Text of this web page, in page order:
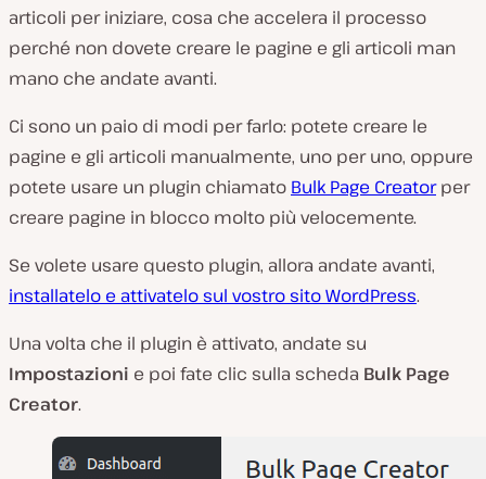
articoli per iniziare, cosa che accelera il processo
perché non dovete creare le pagine e gli articoli man
mano che andate avanti.
Ci sono un paio di modi per farlo: potete creare le
pagine e gli articoli manualmente, uno per uno, oppure
potete usare un plugin chiamato Bulk Page Creatorper
creare pagine in blocco molto più velocemente.
Se volete usare questo plugin, allora andate avanti,
installatelo e attivatelo sul vostro sito WordPress.
Una volta che il plugin è attivato, andate su
Impostazioni e poi fate clic sulla scheda Bulk Page
Creator.